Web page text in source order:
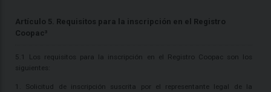
Artículo 5. Requisitos para la inscripción en el Registro
Coopac³
5.1 Los requisitos para la inscripción en el Registro Coopac son los
siguientes:
1. Solicitud de inscripción suscrita por el representante legal de la